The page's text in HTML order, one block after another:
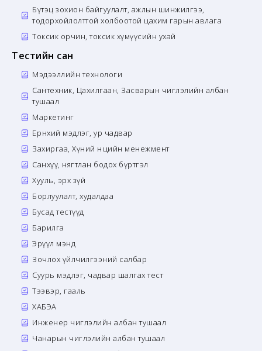
Бүтэц зохион байгуулалт, ажлын шинжилгээ,
тодорхойлолттой холбоотой цахим гарын авлага
Токсик орчин, токсик хүмүүсийн ухай
Тестийн сан
Мэдээллийн технологи
Сантехник, Цахилгаан, Засварын чиглэлийн албан
тушаал
Маркетинг
Ерөнхий мэдлэг, ур чадвар
Захиргаа, Хүний нөөцийн менежмент
Санхүү, нягтлан бодох бүртгэл
Хууль, эрх зүй
Борлуулалт, худалдаа
Бусад тестүүд
Барилга
Эрүүл мэнд
Зочлох үйлчилгээний салбар
Суурь мэдлэг, чадвар шалгах тест
Тээвэр, гааль
ХАБЭА
Инженер чиглэлийн албан тушаал
Чанарын чиглэлийн албан тушаал